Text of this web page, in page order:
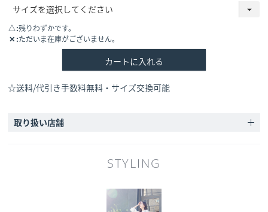
△ 残りわずかです。
✕ ただいま在庫がございません。
カートに入れる
☆送料/代引き手数料無料・サイズ交換可能
取り扱い店舗
STYLING